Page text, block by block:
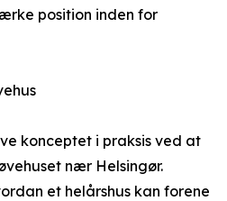
position inden for
konceptet i praksis ved at
nær Helsingør.
et helårshus kan forene